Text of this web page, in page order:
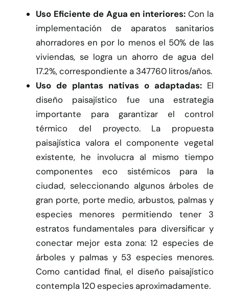
Uso Eficiente de Agua en interiores:Con la
implementación de aparatos sanitarios
ahorradores en por lo menos el 50% de las
viviendas, se logra un ahorro de agua del
17.2%, correspondiente a 347760 litros/años.
Uso de plantas nativas o adaptadas: El
diseño paisajístico fue una estrategia
importante para garantizar el control
térmico del proyecto. La propuesta
paisajística valora el componente vegetal
existente, he involucra al mismo tiempo
componentes eco sistémicos para la
ciudad, seleccionando algunos árboles de
gran porte, porte medio, arbustos, palmas y
especies menores permitiendo tener 3
estratos fundamentales para diversificar y
conectar mejor esta zona: 12 especies de
árboles y palmas y 53 especies menores.
Como cantidad final, el diseño paisajístico
contempla 120 especies aproximadamente.